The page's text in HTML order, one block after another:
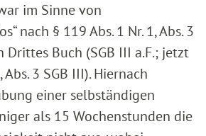
im Sinne von
nach § 119 Abs. 1 Nr. 1, Abs. 3
Drittes Buch (SGB III a.F.; jetzt
Abs. 3 SGB III). Hiernach
einer selbständigen
als 15 Wochenstunden die